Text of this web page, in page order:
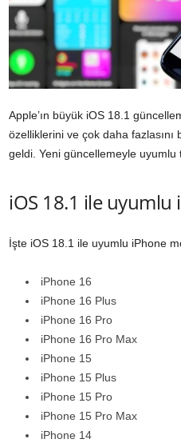
Apple’ın büyük iOS 18.1
özelliklerini ve çok daha
geldi. Yeni güncellemeyle uyumlu
iOS 18.1 ile
İşte iOS 18.1 ile uyumlu iPhone
iPhone 16
iPhone 16 Plus
iPhone 16 Pro
iPhone 16 Pro Max
iPhone 15
iPhone 15 Plus
iPhone 15 Pro
iPhone 15 Pro Max
iPhone 14